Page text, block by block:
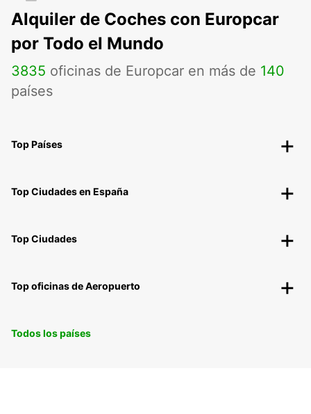
Alquiler de Coches con Europcar
por Todo el Mundo
3835 oficinas de Europcar en más de 140
países
Top Países
Top Ciudades en España
Top Ciudades
Top oficinas de Aeropuerto
Todos los países